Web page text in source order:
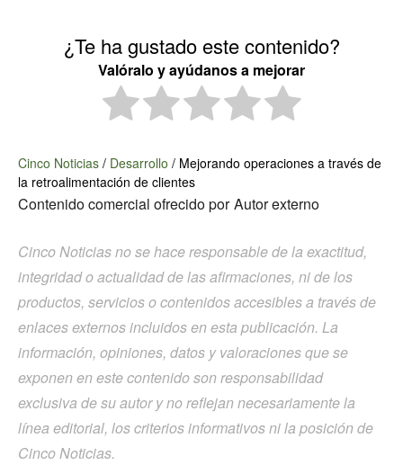
¿Te ha gustado este contenido?
Valóralo y ayúdanos a mejorar
Cinco Noticias / Desarrollo / Mejorando operaciones a través de
la retroalimentación de clientes
Contenido comercial ofrecido por Autor externo
Cinco Noticias no se hace responsable de la exactitud,
integridad o actualidad de las afirmaciones, ni de los
productos, servicios o contenidos accesibles a través de
enlaces externos incluidos en esta publicación. La
información, opiniones, datos y valoraciones que se
exponen en este contenido son responsabilidad
exclusiva de su autor y no reflejan necesariamente la
línea editorial, los criterios informativos ni la posición de
Cinco Noticias.